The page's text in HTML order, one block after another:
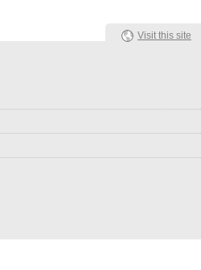
Visit this site